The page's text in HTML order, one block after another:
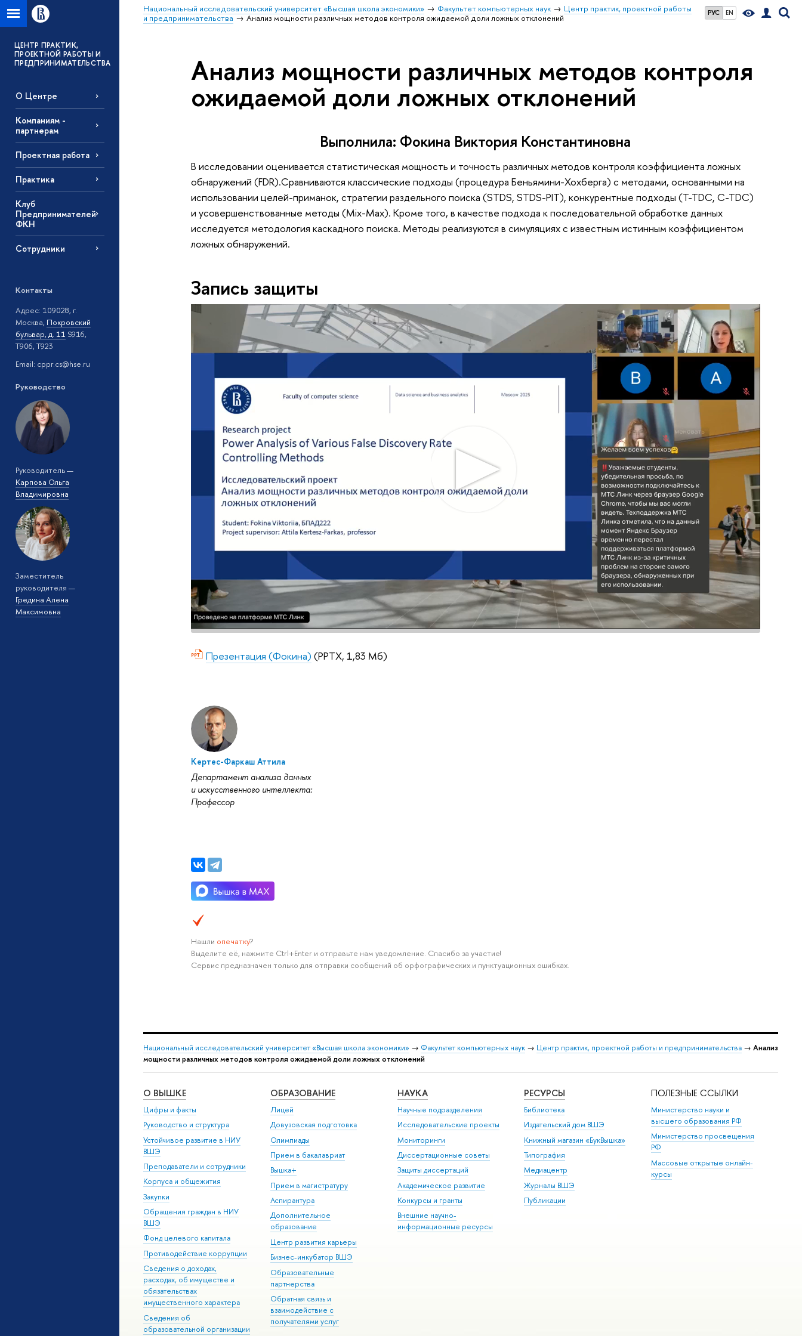
РУС EN
Национальный исследовательский университет «Высшая школа экономики» Факультет компьютерных наук
Центр практик, проектной работы
и предпринимательства
Анализ мощности различных методов контроля ожидаемой доли ложных отклонений
ЦЕНТР ПРАКТИК,
ПРОЕКТНОЙ РАБОТЫ И
ПРЕДПРИНИМАТЕЛЬСТВА
О Центре
Компаниям -
партнерам
Проектная работа
Практика
Клуб
Предпринимателей
ФКН
Сотрудники
Контакты
Адрес: 109028, г.
Москва, Покровский
бульвар, д. 11 S916,
T906, T923
Email: cppr.cs@hse.ru
Руководство
Руководитель —
Карпова Ольга
Владимировна
Заместитель
руководителя —
Гредина Алена
Максимовна
Анализ мощности различных методов контроля
ожидаемой доли ложных отклонений
Выполнила: Фокина Виктория Константиновна
В исследовании оценивается статистическая мощность и точность различных методов контроля коэффициента ложных
обнаружений (FDR).Cравниваются классические подходы (процедура Беньямини-Хохберга) с методами, основанными на
использовании целей-приманок, стратегии раздельного поиска (STDS, STDS-PIT), конкурентные подходы (T-TDC, C-TDC)
и усовершенствованные методы (Mix-Max). Кроме того, в качестве подхода к последовательной обработке данных
исследуется методология каскадного поиска. Методы реализуются в симуляциях с известным истинным коэффициентом
ложных обнаружений.
Запись защиты
Презентация (Фокина) (PPTX, 1,83 Мб)
Кертес-Фаркаш Аттила
Департамент анализа данных
и искусственного интеллекта:
Профессор
Нашли опечатку?
Выделите её, нажмите Ctrl+Enter и отправьте нам уведомление. Спасибо за участие!
Сервис предназначен только для отправки сообщений об орфографических и пунктуационных ошибках.
Национальный исследовательский университет «Высшая школа экономики» → Факультет компьютерных наук → Центр практик, проектной работы и предпринимательства → Анализ
мощности различных методов контроля ожидаемой доли ложных отклонений
О ВЫШКЕ
Цифры и факты
Руководство и структура
Устойчивое развитие в НИУ
ВШЭ
Преподаватели и сотрудники
Корпуса и общежития
Закупки
Обращения граждан в НИУ
ВШЭ
Фонд целевого капитала
Противодействие коррупции
Сведения о доходах,
расходах, об имуществе и
обязательствах
имущественного характера
Сведения об
образовательной организации
ОБРАЗОВАНИЕ
Лицей
Довузовская подготовка
Олимпиады
Прием в бакалавриат
Вышка+
Прием в магистратуру
Аспирантура
Дополнительное
образование
Центр развития карьеры
Бизнес-инкубатор ВШЭ
Образовательные
партнерства
Обратная связь и
взаимодействие с
получателями услуг
НАУКА
Научные подразделения
Исследовательские проекты
Мониторинги
Диссертационные советы
Защиты диссертаций
Академическое развитие
Конкурсы и гранты
Внешние научно-
информационные ресурсы
РЕСУРСЫ
Библиотека
Издательский дом ВШЭ
Книжный магазин «БукВышка»
Типография
Медиацентр
Журналы ВШЭ
Публикации
ПОЛЕЗНЫЕ ССЫЛКИ
Министерство науки и
высшего образования РФ
Министерство просвещения
РФ
Массовые открытые онлайн-
курсы